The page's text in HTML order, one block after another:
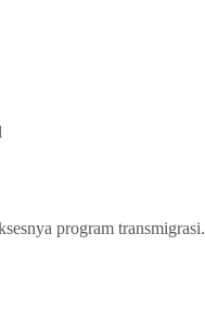
program transmigrasi.